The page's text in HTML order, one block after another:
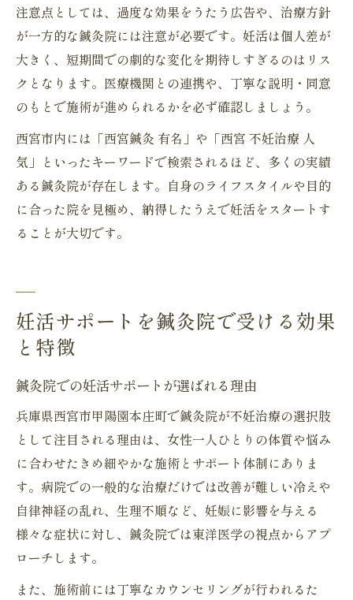
注意点としては、過度な効果をうたう広告や、治療方針
が一方的な鍼灸院には注意が必要です。妊活は個人差が
大きく、短期間での劇的な変化を期待しすぎるのはリス
クとなります。医療機関との連携や、丁寧な説明・同意
のもとで施術が進められるかを必ず確認しましょう。
西宮市内には「西宮鍼灸 有名」や「西宮 不妊治療 人
気」といったキーワードで検索されるほど、多くの実績
ある鍼灸院が存在します。自身のライフスタイルや目的
に合った院を見極め、納得したうえで妊活をスタートす
ることが大切です。
妊活サポートを鍼灸院で受ける効果
と特徴
鍼灸院での妊活サポートが選ばれる理由
兵庫県西宮市甲陽園本庄町で鍼灸院が不妊治療の選択肢
として注目される理由は、女性一人ひとりの体質や悩み
に合わせたきめ細やかな施術とサポート体制にありま
す。病院での一般的な治療だけでは改善が難しい冷えや
自律神経の乱れ、生理不順など、妊娠に影響を与える
様々な症状に対し、鍼灸院では東洋医学の視点からアプ
ローチします。
また、施術前には丁寧なカウンセリングが行われるた